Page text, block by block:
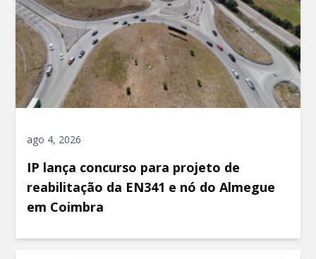
ago 4, 2026
IP lança concurso para projeto de
reabilitação da EN341 e nó do Almegue
em Coimbra